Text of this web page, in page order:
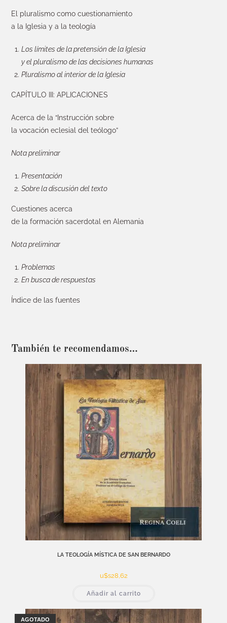
El pluralismo como cuestionamiento
a la Iglesia y a la teología
Los límites de la pretensión de la Iglesia
y el pluralismo de las decisiones humanas
Pluralismo al interior de la Iglesia
CAPÍTULO III: APLICACIONES
Acerca de la “Instrucción sobre
la vocación eclesial del teólogo”
Nota preliminar
Presentación
Sobre la discusión del texto
Cuestiones acerca
de la formación sacerdotal en Alemania
Nota preliminar
Problemas
En busca de respuestas
Índice de las fuentes
También te recomendamos…
LA TEOLOGÍA MÍSTICA DE SAN BERNARDO
u$s28,62
Añadir al carrito
AGOTADO